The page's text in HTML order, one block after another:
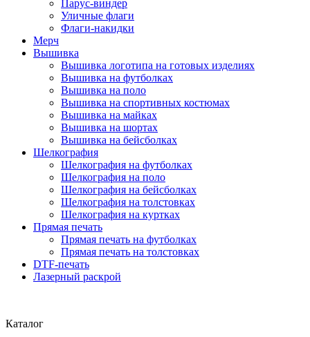
Парус-виндер
Уличные флаги
Флаги-накидки
Мерч
Вышивка
Вышивка логотипа на готовых изделиях
Вышивка на футболках
Вышивка на поло
Вышивка на спортивных костюмах
Вышивка на майках
Вышивка на шортах
Вышивка на бейсболках
Шелкография
Шелкография на футболках
Шелкография на поло
Шелкография на бейсболках
Шелкография на толстовках
Шелкография на куртках
Прямая печать
Прямая печать на футболках
Прямая печать на толстовках
DTF-печать
Лазерный раскрой
Каталог